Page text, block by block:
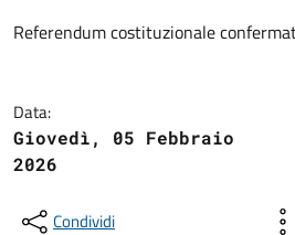
Referendum costituzionale
Data:
Giovedì, 05 Febbraio
2026
Condividi